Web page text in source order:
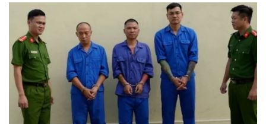
Tư vấn luật
Phân tích